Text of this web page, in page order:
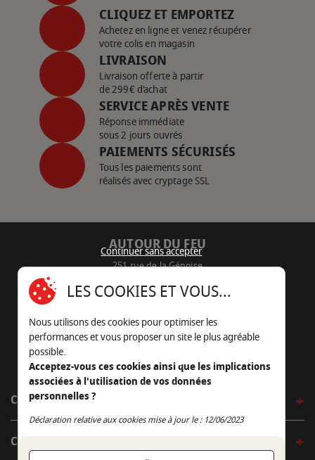
CLIQUEZ ET EMPORTEZ
Achetez en ligne et venez récupérer
votre colis en magasin
LIVRAISON
Livraison offerte à partir
de 299€ d’achat
SERVICE APRÈS VENTE
Réponse immédiate
sous 2 jours ouvrés
PAIEMENTS SÉCURISÉS
Tous les paiements sont
réalisés avec cryptage SSL
AUTOUR DU FEU
251 rue de la Génoise
05 45 22 98 09
Nous envoyer un e-mail
CÔTÉ OUTDOOR
CÔTÉ INDOOR
Continuer sans accepter
LES COOKIES ET VOUS...
Nous utilisons des cookies pour optimiser les
performances et vous proposer un site le plus agréable
possible.
Acceptez-vous ces cookies ainsi que les implications
associées à l'utilisation de vos données
personnelles ?
Déclaration relative aux cookies mise à jour le : 12/06/2023
Continuer sans accepter